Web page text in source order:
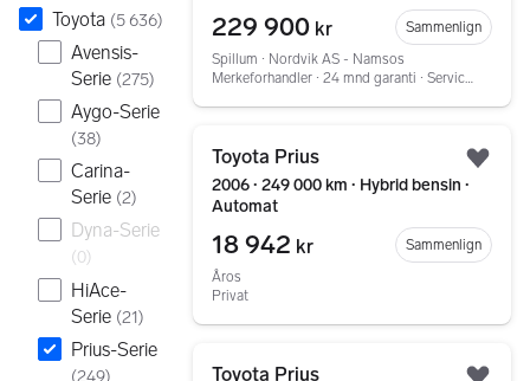
Toyota (5 636)
Avensis-
Serie (275)
Aygo-Serie
(38)
Carina-
Serie (2)
Dyna-Serie
(0)
HiAce-
Serie (21)
Prius-Serie
(249)
229 900 kr
Sammenlign
Spillum ∙ Nordvik AS - Namsos
Merkeforhandler ∙ 24 mnd garanti ∙ Service ∙ Tilstandsrapport
Toyota Prius
2006 ∙ 249 000 km ∙ Hybrid bensin ∙
Automat
18 942 kr
Sammenlign
Åros
Privat
Toyota Prius